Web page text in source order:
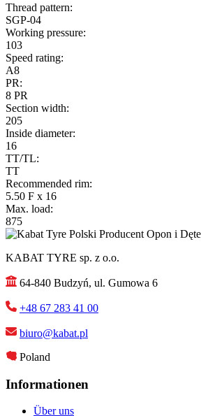
Thread pattern:
SGP-04
Working pressure:
103
Speed rating:
A8
PR:
8 PR
Section width:
205
Inside diameter:
16
TT/TL:
TT
Recommended rim:
5.50 F x 16
Max. load:
875
KABAT TYRE sp. z o.o.
64-840 Budzyń, ul. Gumowa 6
+48 67 283 41 00
biuro@kabat.pl
Poland
Informationen
Über uns